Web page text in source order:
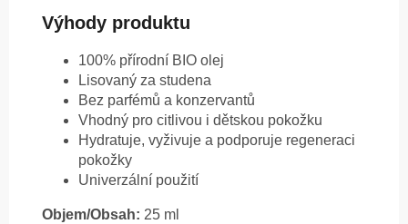
Výhody produktu
100% přírodní BIO olej
Lisovaný za studena
Bez parfémů a konzervantů
Vhodný pro citlivou i dětskou pokožku
Hydratuje, vyživuje a podporuje regeneraci
pokožky
Univerzální použití
Objem/Obsah: 25 ml